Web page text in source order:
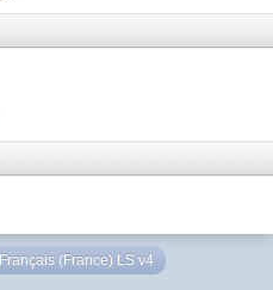
Français (France) LS v4